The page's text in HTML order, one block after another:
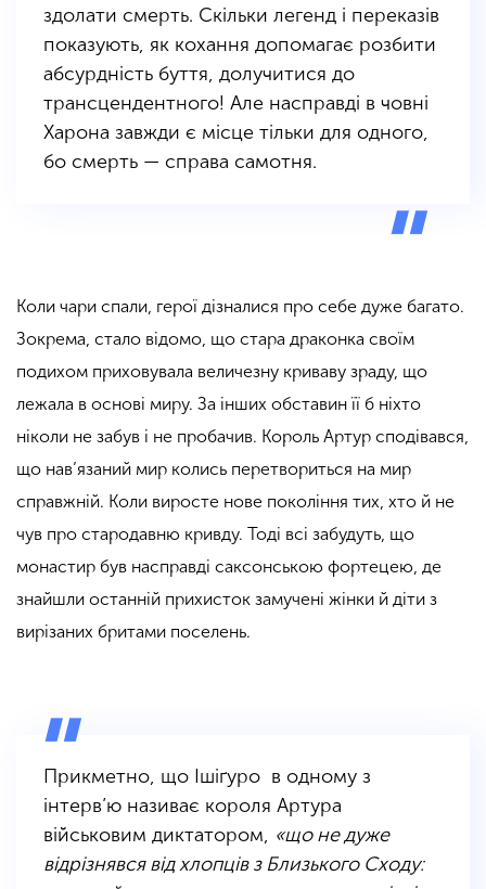
здолати смерть. Скільки легенд і переказів
показують, як кохання допомагає розбити
абсурдність буття, долучитися до
трансцендентного! Але насправді в човні
Харона завжди є місце тільки для одного,
бо смерть — справа самотня.
Коли чари спали, герої дізналися про себе дуже багато.
Зокрема, стало відомо, що стара драконка своїм
подихом приховувала величезну криваву зраду, що
лежала в основі миру. За інших обставин її б ніхто
ніколи не забув і не пробачив. Король Артур сподівався,
що нав’язаний мир колись перетвориться на мир
справжній. Коли виросте нове покоління тих, хто й не
чув про стародавню кривду. Тоді всі забудуть, що
монастир був насправді саксонською фортецею, де
знайшли останній прихисток замучені жінки й діти з
вирізаних бритами поселень.
Прикметно, що Ішіґуро в одному з
інтерв’ю називає короля Артура
військовим диктатором, «що не дуже
відрізнявся від хлопців з Близького Сходу: